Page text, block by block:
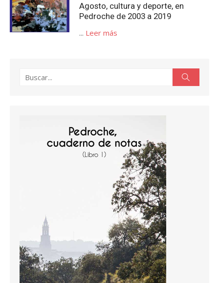
Agosto, cultura y deporte, en
Pedroche de 2003 a 2019
... Leer más
Buscar: